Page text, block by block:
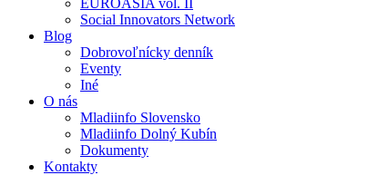
EUROASIA vol. II
Social Innovators Network
Blog
Dobrovoľnícky denník
Eventy
Iné
O nás
Mladiinfo Slovensko
Mladiinfo Dolný Kubín
Dokumenty
Kontakty